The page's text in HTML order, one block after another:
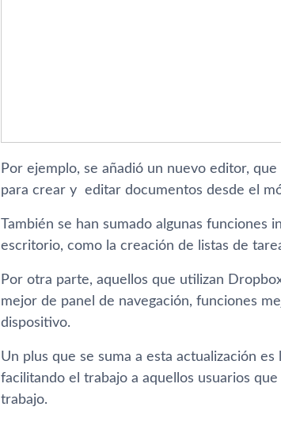
Por ejemplo, se añadió un nuevo editor,
para crear y editar documentos desde el
También se han sumado algunas funciones
escritorio, como la creación de listas de
Por otra parte, aquellos que utilizan
mejor de panel de navegación, funciones
dispositivo.
Un plus que se suma a esta actualización
facilitando el trabajo a aquellos usuarios
trabajo.